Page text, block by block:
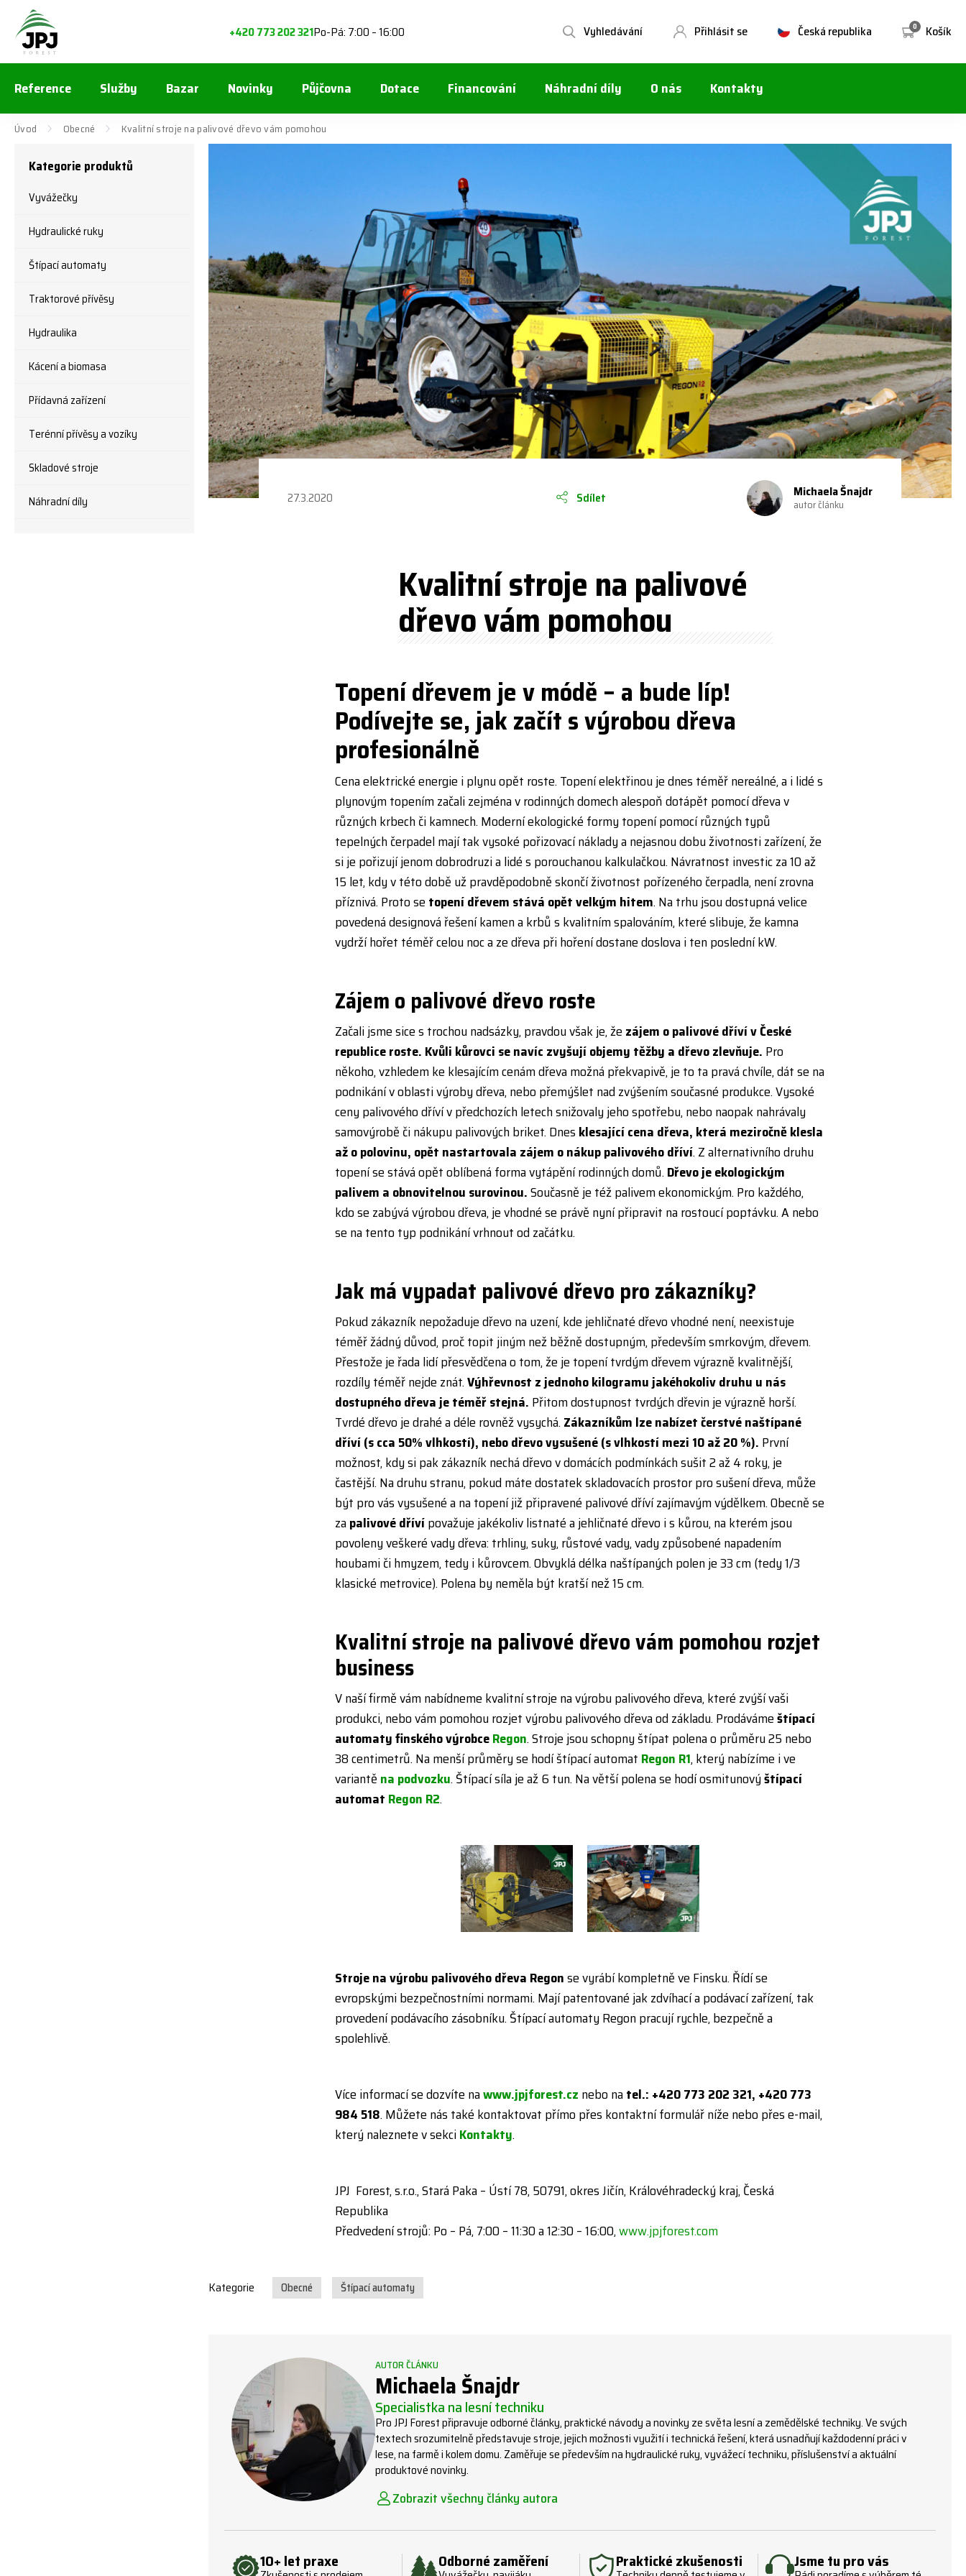
+420 773 202 321Po-Pá: 7:00 – 16:00 0 Košík
Česká republika
Přihlásit se
Vyhledávání
Reference Služby Bazar Novinky Půjčovna Dotace Financování Náhradní díly O nás Kontakty
Úvod Obecné Kvalitní stroje na palivové dřevo vám pomohou
Kategorie produktů
Vyvážečky
Hydraulické ruky
Štípací automaty
Traktorové přívěsy
Hydraulika
Kácení a biomasa
Přídavná zařízení
Terénní přívěsy a vozíky
Skladové stroje
Náhradní díly
27.3.2020 Sdílet Michaela Šnajdr
autor článku
Kvalitní stroje na palivové
dřevo vám pomohou
Topení dřevem je v módě – a bude líp!
Podívejte se, jak začít s výrobou dřeva
profesionálně
Cena elektrické energie i plynu opět roste. Topení elektřinou je dnes téměř nereálné, a i lidé s
plynovým topením začali zejména v rodinných domech alespoň dotápět pomocí dřeva v
různých krbech či kamnech. Moderní ekologické formy topení pomocí různých typů
tepelných čerpadel mají tak vysoké pořizovací náklady a nejasnou dobu životnosti zařízení, že
si je pořizují jenom dobrodruzi a lidé s porouchanou kalkulačkou. Návratnost investic za 10 až
15 let, kdy v této době už pravděpodobně skončí životnost pořízeného čerpadla, není zrovna
příznivá. Proto se topení dřevem stává opět velkým hitem. Na trhu jsou dostupná velice
povedená designová řešení kamen a krbů s kvalitním spalováním, které slibuje, že kamna
vydrží hořet téměř celou noc a ze dřeva při hoření dostane doslova i ten poslední kW.
Zájem o palivové dřevo roste
Začali jsme sice s trochou nadsázky, pravdou však je, že zájem o palivové dříví v České
republice roste. Kvůli kůrovci se navíc zvyšují objemy těžby a dřevo zlevňuje. Pro
někoho, vzhledem ke klesajícím cenám dřeva možná překvapivě, je to ta pravá chvíle, dát se na
podnikání v oblasti výroby dřeva, nebo přemýšlet nad zvýšením současné produkce. Vysoké
ceny palivového dříví v předchozích letech snižovaly jeho spotřebu, nebo naopak nahrávaly
samovýrobě či nákupu palivových briket. Dnes klesající cena dřeva, která meziročně klesla
až o polovinu, opět nastartovala zájem o nákup palivového dříví. Z alternativního druhu
topení se stává opět oblíbená forma vytápění rodinných domů.Dřevo je ekologickým
palivem a obnovitelnou surovinou.Současně je též palivem ekonomickým. Pro každého,
kdo se zabývá výrobou dřeva, je vhodné se právě nyní připravit na rostoucí poptávku. A nebo
se na tento typ podnikání vrhnout od začátku.
Jak má vypadat palivové dřevo pro zákazníky?
Pokud zákazník nepožaduje dřevo na uzení, kde jehličnaté dřevo vhodné není, neexistuje
téměř žádný důvod, proč topit jiným než běžně dostupným, především smrkovým, dřevem.
Přestože je řada lidí přesvědčena o tom, že je topení tvrdým dřevem výrazně kvalitnější,
rozdíly téměř nejde znát.Výhřevnost z jednoho kilogramu jakéhokoliv druhu u nás
dostupného dřeva je téměř stejná. Přitom dostupnost tvrdých dřevin je výrazně horší.
Tvrdé dřevo je drahé a déle rovněž vysychá.Zákazníkům lze nabízet čerstvé naštípané
dříví (s cca 50% vlhkostí), nebo dřevo vysušené (s vlhkostí mezi 10 až 20 %). První
možnost, kdy si pak zákazník nechá dřevo v domácích podmínkách sušit 2 až 4 roky, je
častější. Na druhu stranu, pokud máte dostatek skladovacích prostor pro sušení dřeva, může
být pro vás vysušené a na topení již připravené palivové dříví zajímavým výdělkem. Obecně se
zapalivové dřívípovažuje jakékoliv listnaté a jehličnaté dřevo i s kůrou, na kterém jsou
povoleny veškeré vady dřeva: trhliny, suky, růstové vady, vady způsobené napadením
houbami či hmyzem, tedy i kůrovcem. Obvyklá délka naštípaných polen je 33 cm (tedy 1/3
klasické metrovice). Polena by neměla být kratší než 15 cm.
Kvalitní stroje na palivové dřevo vám pomohou rozjet
business
V naší firmě vám nabídneme kvalitní stroje na výrobu palivového dřeva, které zvýší vaši
produkci, nebo vám pomohou rozjet výrobu palivového dřeva od základu. Prodávámeštípací
automaty finského výrobceRegon. Stroje jsou schopny štípat polena o průměru 25 nebo
38 centimetrů. Na menší průměry se hodí štípací automat Regon R1, který nabízíme i ve
variantě na podvozku. Štípací síla je až 6 tun. Na větší polena se hodí osmitunovýštípací
automat Regon R2.
Stroje na výrobu palivového dřeva Regonse vyrábí kompletně ve Finsku. Řídí se
evropskými bezpečnostními normami. Mají patentované jak zdvíhací a podávací zařízení, tak
provedení podávacího zásobníku. Štípací automaty Regon pracují rychle, bezpečně a
spolehlivě.
Více informací se dozvíte nawww.jpjforest.cz nebo natel.: +420 773 202 321, +420 773
984 518. Můžete nás také kontaktovat přímo přes kontaktní formulář níže nebo přes e-mail,
který naleznete v sekciKontakty.
JPJ Forest, s.r.o., Stará Paka – Ústí 78, 50791, okres Jičín, Královéhradecký kraj, Česká
Republika
Předvedení strojů: Po – Pá, 7:00 – 11:30 a 12:30 – 16:00,www.jpjforest.com
Kategorie Obecné Štípací automaty
AUTOR ČLÁNKU
Michaela Šnajdr
Specialistka na lesní techniku
Pro JPJ Forest připravuje odborné články, praktické návody a novinky ze světa lesní a zemědělské techniky. Ve svých
textech srozumitelně představuje stroje, jejich možnosti využití i technická řešení, která usnadňují každodenní práci v
lese, na farmě i kolem domu. Zaměřuje se především na hydraulické ruky, vyvážecí techniku, příslušenství a aktuální
produktové novinky.
Zobrazit všechny články autora
10+ let praxe Odborné zaměření Praktické zkušenosti Jsme tu pro vás